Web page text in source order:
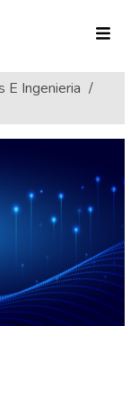
E Ingenieria